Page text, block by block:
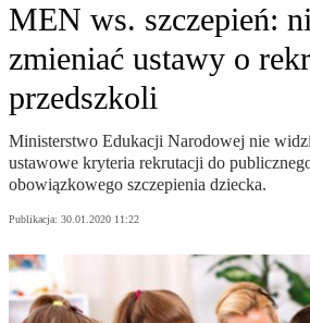
MEN ws. szczepień:
zmieniać ustawy o
przedszkoli
Ministerstwo Edukacji Narodowej nie
ustawowe kryteria rekrutacji do
obowiązkowego szczepienia dziecka.
Publikacja: 30.01.2020 11:22